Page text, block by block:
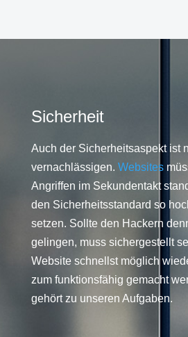
Sicherheit
Auch der Sicherheitsaspekt ist
vernachlässigen. Websites
Angriffen im Sekundentakt
den Sicherheitsstandard so
setzen. Sollte den Hackern
gelingen, muss sichergestellt
Website schnellst möglich
zum funktionsfähig gemacht
gehört zu unseren Aufgaben.